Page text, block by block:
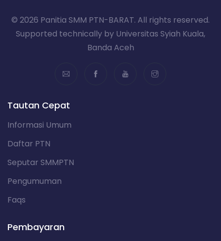
© 2026 Panitia SMM PTN-BARAT. All rights reserved.
Supported technically by Universitas Syiah Kuala,
Banda Aceh
Tautan Cepat
Informasi Umum
Daftar PTN
Seputar SMMPTN
Pengumuman
Faqs
Pembayaran